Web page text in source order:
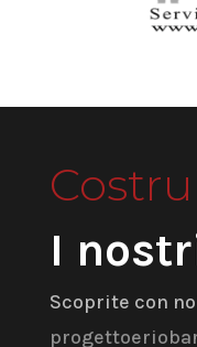
I
Scoprite con